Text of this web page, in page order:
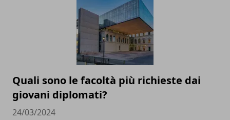
Quali sono le facoltà più richieste dai
giovani diplomati?
24/03/2024